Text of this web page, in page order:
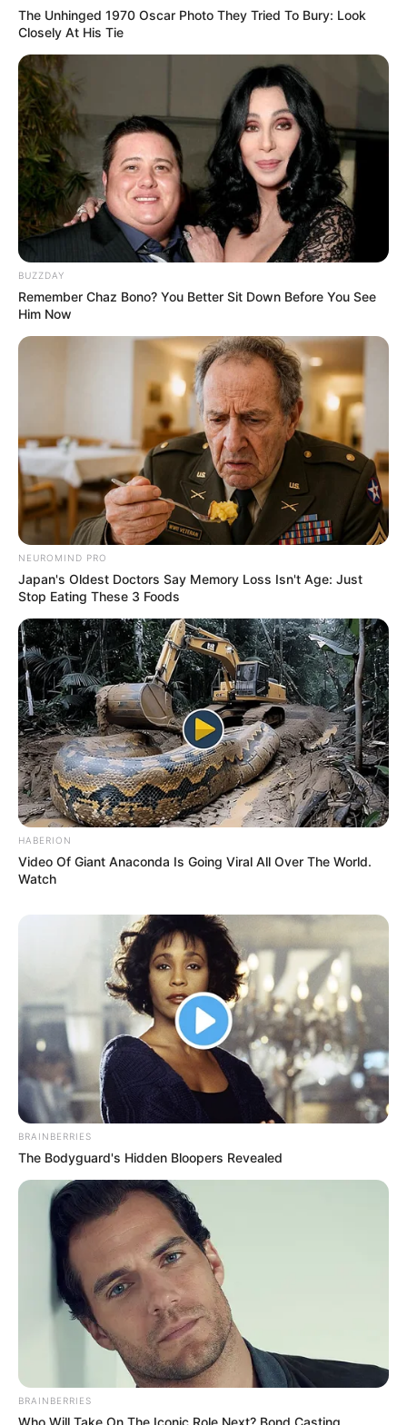
The Unhinged 1970 Oscar Photo They Tried To Bury: Look
Closely At His Tie
BUZZDAY
Remember Chaz Bono? You Better Sit Down Before You See
Him Now
NEUROMIND PRO
Japan's Oldest Doctors Say Memory Loss Isn't Age: Just
Stop Eating These 3 Foods
HABERION
Video Of Giant Anaconda Is Going Viral All Over The World.
Watch
BRAINBERRIES
The Bodyguard's Hidden Bloopers Revealed
BRAINBERRIES